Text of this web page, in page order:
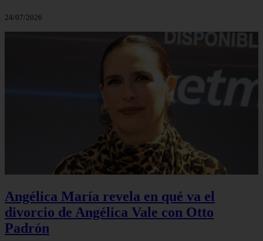
24/07/2026
Angélica María revela en qué va el
divorcio de Angélica Vale con Otto
Padrón